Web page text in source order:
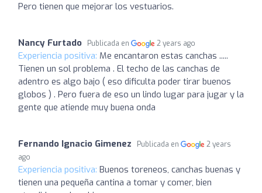
Pero tienen que mejorar los vestuarios.
Nancy Furtado Publicada en 2 years ago
Experiencia positiva: Me encantaron estas canchas .....
Tienen un sol problema . El techo de las canchas de
adentro es algo bajo ( eso dificulta poder tirar buenos
globos ) . Pero fuera de eso un lindo lugar para jugar y la
gente que atiende muy buena onda
Fernando Ignacio Gimenez Publicada en
2 years
ago
Experiencia positiva: Buenos toreneos, canchas buenas y
tienen una pequeña cantina a tomar y comer, bien